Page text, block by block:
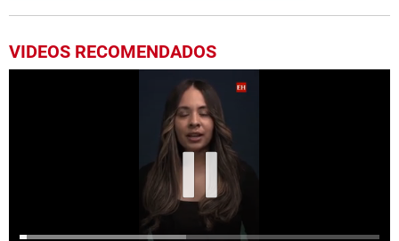
VIDEOS RECOMENDADOS